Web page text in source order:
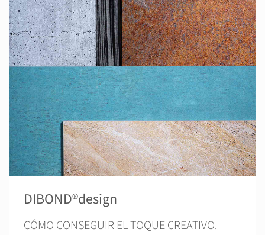
DIBOND®design
CÓMO CONSEGUIR EL TOQUE CREATIVO.